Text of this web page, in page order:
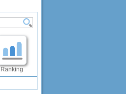
Ranking